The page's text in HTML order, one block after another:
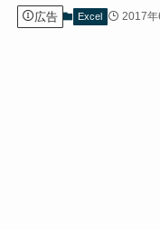
広告 Excel 2017